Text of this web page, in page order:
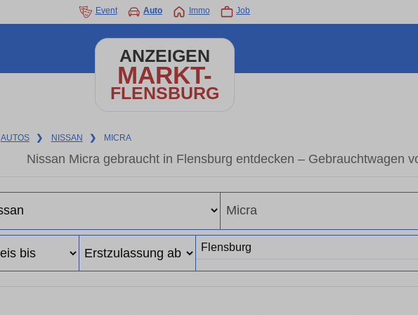
Event Auto Immo Job
ANZEIGEN
MARKT-
FLENSBURG
AUTOS ❯ NISSAN ❯ MICRA
Nissan Micra gebraucht in Flensburg entdecken – Gebrauchtwagen